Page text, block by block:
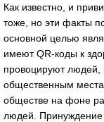
Как известно, и
тоже, но эти факты
основной целью
имеют QR-коды к
провоцируют
общественным
обществе на фоне
людей. Принуждение